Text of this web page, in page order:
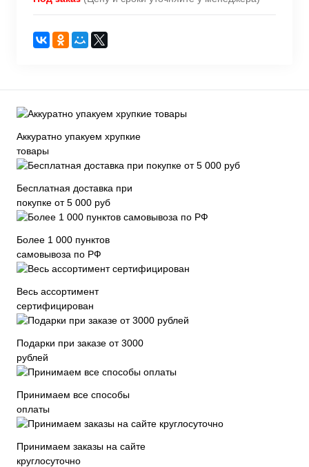
Аккуратно упакуем хрупкие
товары
Бесплатная доставка при
покупке от 5 000 руб
Более 1 000 пунктов
самовывоза по РФ
Весь ассортимент
сертифицирован
Подарки при заказе от 3000
рублей
Принимаем все способы
оплаты
Принимаем заказы на сайте
круглосуточно